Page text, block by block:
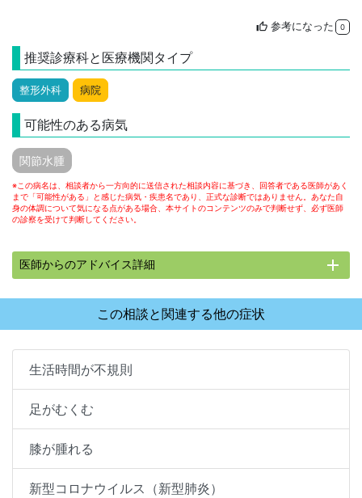
thumb_up 参考になった 0
推奨診療科と医療機関タイプ
整形外科 病院
可能性のある病気
関節水腫
※この病名は、相談者から一方向的に送信された相談内容に基づき、回答者である医師があく
まで「可能性がある」と感じた病気・疾患名であり、正式な診断ではありません。あなた自
身の体調について気になる点がある場合、本サイトのコンテンツのみで判断せず、必ず医師
の診察を受けて判断してください。
医師からのアドバイス詳細 add
この相談と関連する他の症状
生活時間が不規則
足がむくむ
膝が腫れる
新型コロナウイルス（新型肺炎）